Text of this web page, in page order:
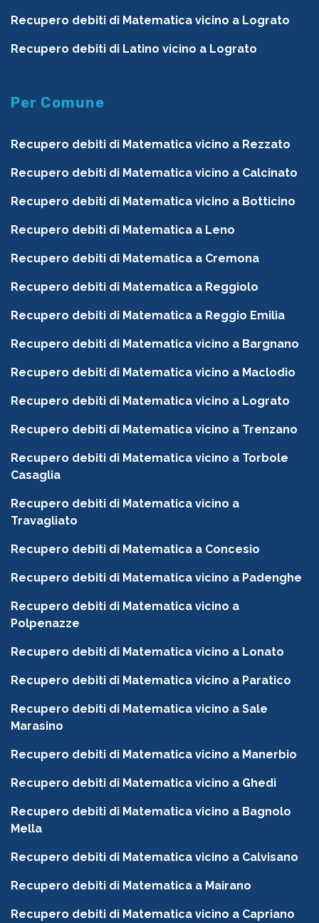
Recupero debiti di Matematica vicino a Lograto
Recupero debiti di Latino vicino a Lograto
Per Comune
Recupero debiti di Matematica vicino a Rezzato
Recupero debiti di Matematica vicino a Calcinato
Recupero debiti di Matematica vicino a Botticino
Recupero debiti di Matematica a Leno
Recupero debiti di Matematica a Cremona
Recupero debiti di Matematica a Reggiolo
Recupero debiti di Matematica a Reggio Emilia
Recupero debiti di Matematica vicino a Bargnano
Recupero debiti di Matematica vicino a Maclodio
Recupero debiti di Matematica vicino a Lograto
Recupero debiti di Matematica vicino a Trenzano
Recupero debiti di Matematica vicino a Torbole
Casaglia
Recupero debiti di Matematica vicino a
Travagliato
Recupero debiti di Matematica a Concesio
Recupero debiti di Matematica vicino a Padenghe
Recupero debiti di Matematica vicino a
Polpenazze
Recupero debiti di Matematica vicino a Lonato
Recupero debiti di Matematica vicino a Paratico
Recupero debiti di Matematica vicino a Sale
Marasino
Recupero debiti di Matematica vicino a Manerbio
Recupero debiti di Matematica vicino a Ghedi
Recupero debiti di Matematica vicino a Bagnolo
Mella
Recupero debiti di Matematica vicino a Calvisano
Recupero debiti di Matematica a Mairano
Recupero debiti di Matematica vicino a Capriano